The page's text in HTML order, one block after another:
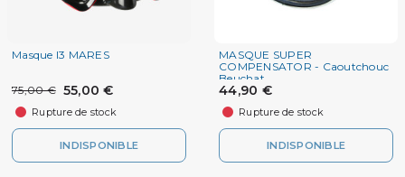
Masque I3 MARES
75,00 € 55,00 €
Rupture de stock
INDISPONIBLE
MASQUE SUPER
COMPENSATOR - Caoutchouc
Beuchat
44,90 €
Rupture de stock
INDISPONIBLE